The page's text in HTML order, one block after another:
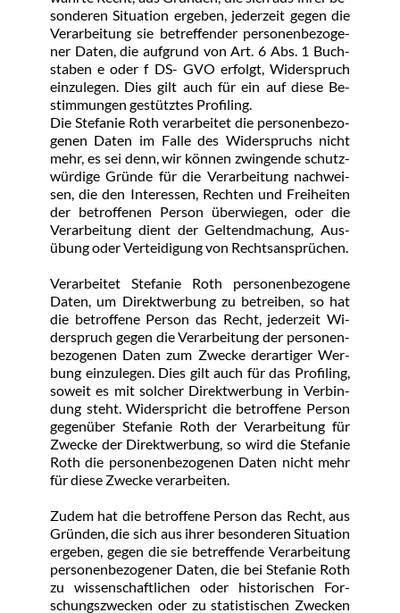
son­de­ren Si­tua­ti­on er­ge­ben, je­der­zeit ge­gen die
Ver­ar­bei­tung sie be­tref­fen­der per­so­nen­be­zo­ge­
ner Da­ten, die auf­grund von Art. 6 Abs. 1 Buch­
sta­ben e oder f DS- GVO er­folgt, Wi­der­spruch
ein­zu­le­gen. Dies gilt auch für ein auf die­se Be­
stim­mun­gen ge­stütz­tes Pro­filing.
Die Ste­fa­nie Roth ver­ar­bei­tet die per­so­nen­be­zo­
ge­nen Da­ten im Fal­le des Wi­der­spruchs nicht
mehr, es sei denn, wir kön­nen zwin­gen­de schutz­
wür­di­ge Grün­de für die Ver­ar­bei­tung nach­wei­
sen, die den In­ter­es­sen, Rech­ten und Frei­hei­ten
der be­trof­fe­nen Per­son über­wie­gen, oder die
Ver­ar­bei­tung dient der Gel­tend­ma­chung, Aus­
übung oder Ver­tei­di­gung von Rechts­an­sprü­chen.
Ver­ar­bei­tet Ste­fa­nie Roth per­so­nen­be­zo­ge­ne
Da­ten, um Di­rekt­wer­bung zu be­trei­ben, so hat
die be­trof­fe­ne Per­son das Recht, je­der­zeit Wi­
der­spruch ge­gen die Ver­ar­bei­tung der per­so­nen­
be­zo­ge­nen Da­ten zum Zwe­cke der­ar­ti­ger Wer­
bung ein­zu­le­gen. Dies gilt auch für das Pro­filing,
so­weit es mit sol­cher Di­rekt­wer­bung in Ver­bin­
dung steht. Wi­der­spricht die be­trof­fe­ne Per­son
ge­gen­über Ste­fa­nie Roth der Ver­ar­bei­tung für
Zwe­cke der Di­rekt­wer­bung, so wird die Ste­fa­nie
Roth die per­so­nen­be­zo­ge­nen Da­ten nicht mehr
für die­se Zwe­cke ver­ar­bei­ten.
Zu­dem hat die be­trof­fe­ne Per­son das Recht, aus
Grün­den, die sich aus ih­rer be­son­de­ren Si­tua­ti­on
er­ge­ben, ge­gen die sie be­tref­fen­de Ver­ar­bei­tung
per­so­nen­be­zo­ge­ner Da­ten, die bei Ste­fa­nie Roth
zu wis­sen­schaft­li­chen oder his­to­ri­schen For­
schungs­zwe­cken oder zu sta­tis­ti­schen Zwe­cken